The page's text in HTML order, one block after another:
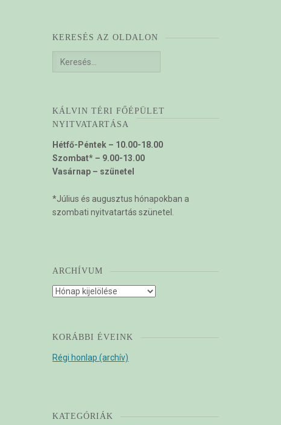
KERESÉS AZ OLDALON
Keresés:
KÁLVIN TÉRI FŐÉPÜLET
NYITVATARTÁSA
Hétfő-Péntek – 10.00-18.00
Szombat* – 9.00-13.00
Vasárnap – szünetel
*Július és augusztus hónapokban a
szombati nyitvatartás szünetel.
ARCHÍVUM
Archívum
KORÁBBI ÉVEINK
Régi honlap (archív)
KATEGÓRIÁK